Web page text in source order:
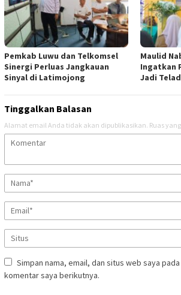
Pemkab Luwu dan Telkomsel
Sinergi Perluas Jangkauan
Sinyal di Latimojong
Maulid
Ingatkan
Jadi
Tinggalkan Balasan
Alamat email Anda tidak akan dipublikasikan. Ruas
Simpan nama, email, dan situs web saya
komentar saya berikutnya.